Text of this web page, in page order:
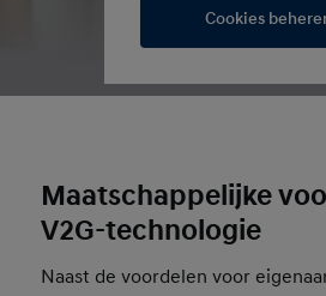
Cookies
Maatschappelijke
V2G-technologie
Naast de voordelen voor